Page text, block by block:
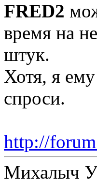
FRED2
время на
штук.
Хотя, я
спроси.
http://
Михалыч